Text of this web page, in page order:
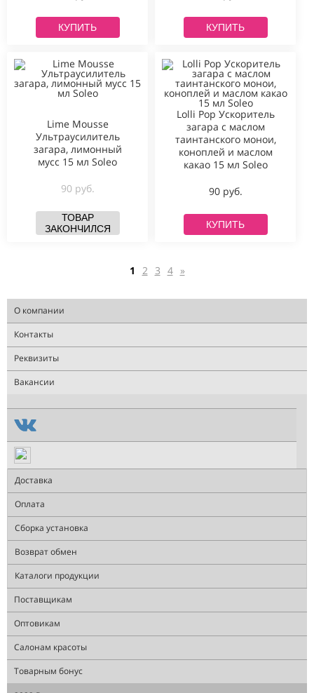
КУПИТЬ КУПИТЬ
Lime Mousse
Ультраусилитель
загара, лимонный
мусс 15 мл Soleo
90 руб.
ТОВАР
ЗАКОНЧИЛСЯ
Lolli Pop Ускоритель
загара с маслом
таинтанского монои,
коноплей и маслом
какао 15 мл Soleo
90 руб.
КУПИТЬ
1 2 3 4 »
О компании
Контакты
Реквизиты
Вакансии
Доставка
Оплата
Сборка установка
Возврат обмен
Каталоги продукции
Поставщикам
Оптовикам
Салонам красоты
Товарным бонус